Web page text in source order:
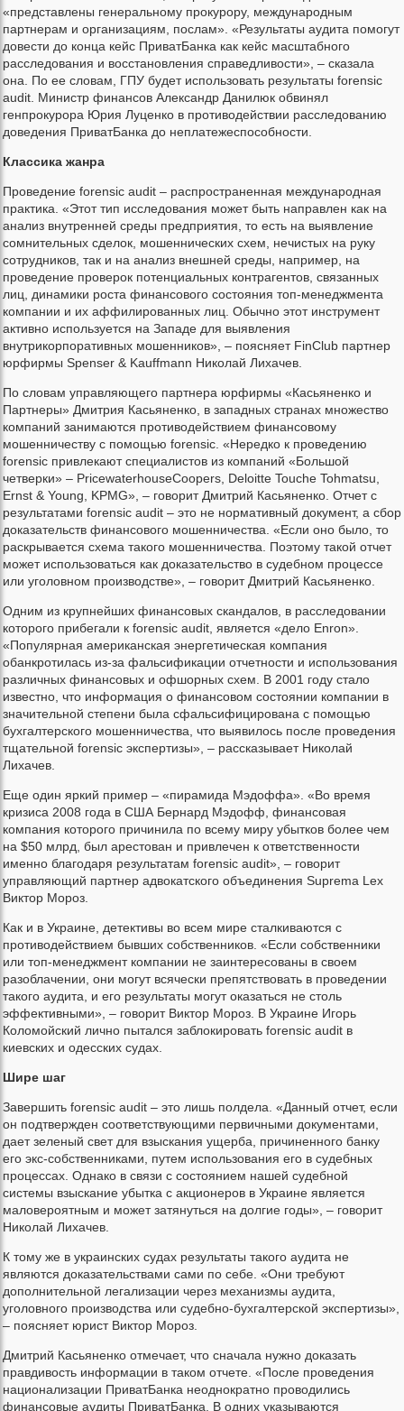
«представлены генеральному прокурору, международным
партнерам и организациям, послам». «Результаты аудита помогут
довести до конца кейс ПриватБанка как кейс масштабного
расследования и восстановления справедливости», – сказала
она. По ее словам, ГПУ будет использовать результаты forensic
audit. Министр финансов Александр Данилюк обвинял
генпрокурора Юрия Луценко в противодействии расследованию
доведения ПриватБанка до неплатежеспособности.
Классика жанра
Проведение forensic audit – распространенная международная
практика. «Этот тип исследования может быть направлен как на
анализ внутренней среды предприятия, то есть на выявление
сомнительных сделок, мошеннических схем, нечистых на руку
сотрудников, так и на анализ внешней среды, например, на
проведение проверок потенциальных контрагентов, связанных
лиц, динамики роста финансового состояния топ-менеджмента
компании и их аффилированных лиц. Обычно этот инструмент
активно используется на Западе для выявления
внутрикорпоративных мошенников», – поясняет FinClub партнер
юрфирмы Spenser & Kauffmann Николай Лихачев.
По словам управляющего партнера юрфирмы «Касьяненко и
Партнеры» Дмитрия Касьяненко, в западных странах множество
компаний занимаются противодействием финансовому
мошенничеству с помощью forensic. «Нередко к проведению
forensic привлекают специалистов из компаний «Большой
четверки» – PricewaterhouseCoopers, Deloitte Touche Tohmatsu,
Ernst & Young, KPMG», – говорит Дмитрий Касьяненко. Отчет с
результатами forensic audit – это не нормативный документ, а сбор
доказательств финансового мошенничества. «Если оно было, то
раскрывается схема такого мошенничества. Поэтому такой отчет
может использоваться как доказательство в судебном процессе
или уголовном производстве», – говорит Дмитрий Касьяненко.
Одним из крупнейших финансовых скандалов, в расследовании
которого прибегали к forensic audit, является «дело Enron».
«Популярная американская энергетическая компания
обанкротилась из-за фальсификации отчетности и использования
различных финансовых и офшорных схем. В 2001 году стало
известно, что информация о финансовом состоянии компании в
значительной степени была сфальсифицирована с помощью
бухгалтерского мошенничества, что выявилось после проведения
тщательной forensic экспертизы», – рассказывает Николай
Лихачев.
Еще один яркий пример – «пирамида Мэдоффа». «Во время
кризиса 2008 года в США Бернард Мэдофф, финансовая
компания которого причинила по всему миру убытков более чем
на $50 млрд, был арестован и привлечен к ответственности
именно благодаря результатам forensic audit», – говорит
управляющий партнер адвокатского объединения Suprema Lex
Виктор Мороз.
Как и в Украине, детективы во всем мире сталкиваются с
противодействием бывших собственников. «Если собственники
или топ-менеджмент компании не заинтересованы в своем
разоблачении, они могут всячески препятствовать в проведении
такого аудита, и его результаты могут оказаться не столь
эффективными», – говорит Виктор Мороз. В Украине Игорь
Коломойский лично пытался заблокировать forensic audit в
киевских и одесских судах.
Шире шаг
Завершить forensic audit – это лишь полдела. «Данный отчет, если
он подтвержден соответствующими первичными документами,
дает зеленый свет для взыскания ущерба, причиненного банку
его экс-собственниками, путем использования его в судебных
процессах. Однако в связи с состоянием нашей судебной
системы взыскание убытка с акционеров в Украине является
маловероятным и может затянуться на долгие годы», – говорит
Николай Лихачев.
К тому же в украинских судах результаты такого аудита не
являются доказательствами сами по себе. «Они требуют
дополнительной легализации через механизмы аудита,
уголовного производства или судебно-бухгалтерской экспертизы»,
– поясняет юрист Виктор Мороз.
Дмитрий Касьяненко отмечает, что сначала нужно доказать
правдивость информации в таком отчете. «После проведения
национализации ПриватБанка неоднократно проводились
финансовые аудиты ПриватБанка. В одних указываются